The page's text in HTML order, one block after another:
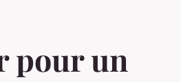
pour un